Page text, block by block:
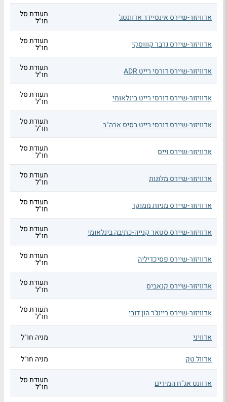
אדוויזור-שיירס אינסיידר אדוונטג' תעודת סל
חו"ל
אדוויזור-שיירס גרבר קוווסקי תעודת סל
חו"ל
אדוויזור-שיירס דורסי רייט ADR תעודת סל
חו"ל
אדוויזור-שיירס דורסי רייט בינלאומי תעודת סל
חו"ל
אדוויזור-שיירס דורסי רייט בסיס ארה"ב תעודת סל
חו"ל
אדוויזור-שיירס וייס תעודת סל
חו"ל
אדוויזור-שיירס מלונות תעודת סל
חו"ל
אדוויזור-שיירס מניות ממוקד תעודת סל
חו"ל
אדוויזור-שיירס סטאר קנייה-כתיבה בינלאומי תעודת סל
חו"ל
אדוויזור-שיירס פסיכדיליה תעודת סל
חו"ל
אדוויזור-שיירס קנאביס תעודת סל
חו"ל
אדוויזור-שיירס ריינג'ר הון דובי תעודת סל
חו"ל
אדוויני
מניה חו"ל
אדוול טק מניה חו"ל
אדוונט אג"ח המירים תעודת סל
חו"ל